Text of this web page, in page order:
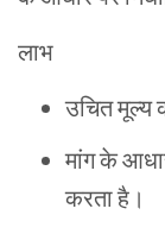
लाभ
उचितमूल्य
मांगके
करताहै।